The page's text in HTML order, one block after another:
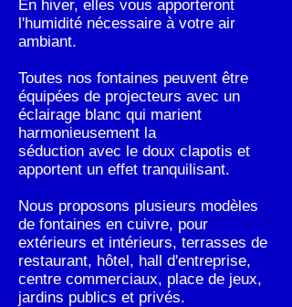
En hiver, elles vous apporteront
l'humidité nécessaire à votre air
ambiant.
Toutes nos fontaines peuvent être
équipées de projecteurs avec un
éclairage blanc qui marient
harmonieusement la
séduction avec le doux clapotis et
apportent un effet tranquilisant.
Nous proposons plusieurs modèles
de fontaines en cuivre, pour
extérieurs et intérieurs, terrasses de
restaurant, hôtel, hall d'entreprise,
centre commerciaux, place de jeux,
jardins publics et privés.